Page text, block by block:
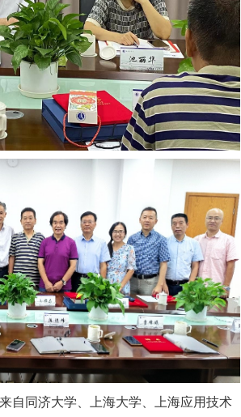
自同济大学、上海大学、上海应用技术